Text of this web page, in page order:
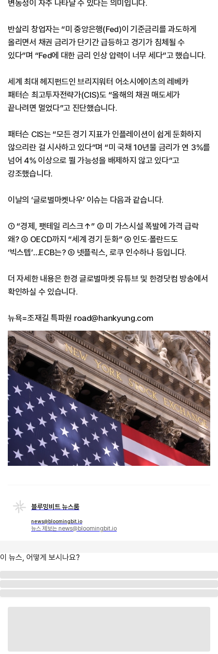
변동성이 자주 나타날 수 있다는 의미입니다.
반살리 창업자는 “미 중앙은행(Fed)이 기준금리를 과도하게
올리면서 채권 금리가 단기간 급등하고 경기가 침체될 수
있다”며 “Fed에 대한 금리 인상 압력이 너무 세다”고 했습니다.
세계 최대 헤지펀드인 브리지워터 어소시에이츠의 레베카
패터슨 최고투자전략가(CIS)도 “올해의 채권 매도세가
끝나려면 멀었다”고 진단했습니다.
패터슨 CIS는 “모든 경기 지표가 인플레이션이 쉽게 둔화하지
않으리란 걸 시사하고 있다”며 “미 국채 10년물 금리가 연 3%를
넘어 4% 이상으로 뛸 가능성을 배제하지 않고 있다”고
강조했습니다.
이날의 ‘글로벌마켓나우’ 이슈는 다음과 같습니다.
① “경제, 팻테일 리스크↑” ② 미 가스시설 폭발에 가격 급락
왜? ③ OECD까지 “세계 경기 둔화” ④ 인도·폴란드도
‘빅스텝’…ECB는? ⑤ 넷플릭스, 로쿠 인수하나 등입니다.
더 자세한 내용은 한경 글로벌마켓 유튜브 및 한경닷컴 방송에서
확인하실 수 있습니다.
뉴욕=조재길 특파원 road@hankyung.com
블루밍비트 뉴스룸
news@bloomingbit.io
뉴스 제보는 news@bloomingbit.io
이 뉴스, 어떻게 보시나요?